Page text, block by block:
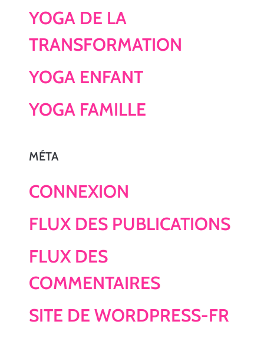
YOGA DE LA
TRANSFORMATION
YOGA ENFANT
YOGA FAMILLE
MÉTA
CONNEXION
FLUX DES PUBLICATIONS
FLUX DES
COMMENTAIRES
SITE DE WORDPRESS-FR